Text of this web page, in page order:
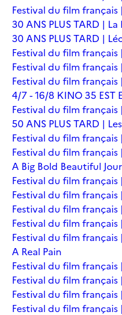
Festival du film
30 ANS PLUS TARD |
30 ANS PLUS TARD |
Festival du film français
Festival du film français
Festival du film français
4/7 - 16/8 KINO 35 EST
Festival du film français
50 ANS PLUS TARD |
Festival du film français
Festival du film
A Big Bold Beautiful
Festival du film
Festival du film
Festival du film
Festival du film
Festival du film français
A Real Pain
Festival du film
Festival du film
Festival du film français
Festival du film